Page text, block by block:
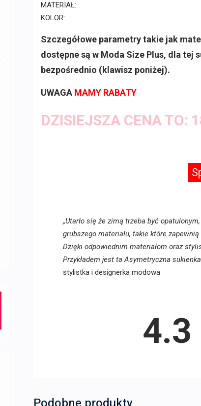
MATERIAŁ:
KOLOR:
Szczegółowe parametry takie jak
dostępne są w Moda Size Plus, dla tej
bezpośrednio (klawisz poniżej).
UWAGA MAMY RABATY
DZISIEJSZA CENA TO:
„Utarło się że zimą trzeba być
grubszego materiału, takie które
Dzięki odpowiednim materiałom oraz
Przykładem jest ta Asymetryczna
stylistka i designerka modowa
4.3